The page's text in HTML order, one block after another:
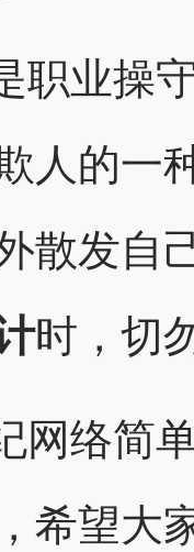
职业操
人的一
散发自
时，切
网络简
希望大